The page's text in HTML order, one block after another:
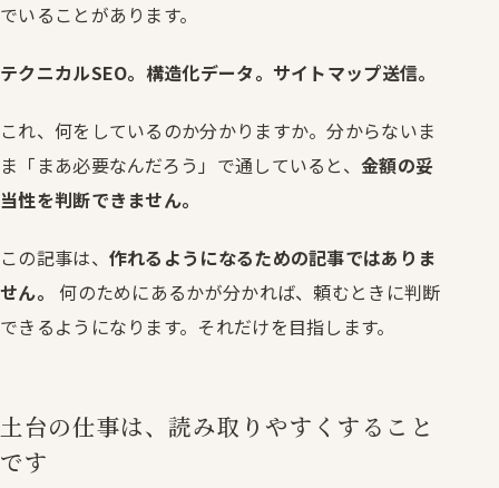
でいることがあります。
テクニカルSEO。構造化データ。サイトマップ送信。
これ、何をしているのか分かりますか。分からないま
ま「まあ必要なんだろう」で通していると、 金額の妥
当性を判断できません。
この記事は、 作れるようになるための記事ではありま
せん。
何のためにあるかが分かれば、頼むときに判断
できるようになります。それだけを目指します。
土台の仕事は、読み取りやすくすること
です